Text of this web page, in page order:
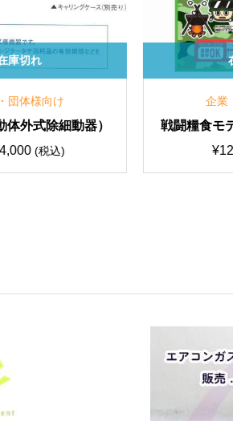
保存食・備蓄食品
カゴメ 野菜一日これ一本 長
¥4,860